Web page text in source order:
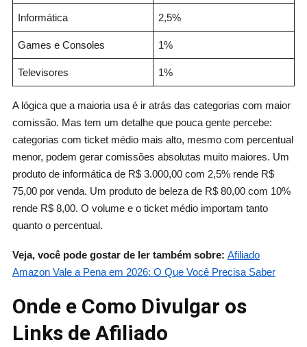
Informática 2,5%
Games e Consoles 1%
Televisores 1%
A lógica que a maioria usa é ir atrás das categorias com maior
comissão. Mas tem um detalhe que pouca gente percebe:
categorias com ticket médio mais alto, mesmo com percentual
menor, podem gerar comissões absolutas muito maiores. Um
produto de informática de R$ 3.000,00 com 2,5% rende R$
75,00 por venda. Um produto de beleza de R$ 80,00 com 10%
rende R$ 8,00. O volume e o ticket médio importam tanto
quanto o percentual.
Veja, você pode gostar de ler também sobre: Afiliado
Amazon Vale a Pena em 2026: O Que Você Precisa Saber
Onde e Como Divulgar os
Links de Afiliado